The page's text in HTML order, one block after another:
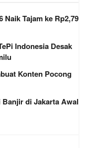
Naik Tajam ke Rp2,79
Indonesia Desak
Konten Pocong
Banjir di Jakarta Awal